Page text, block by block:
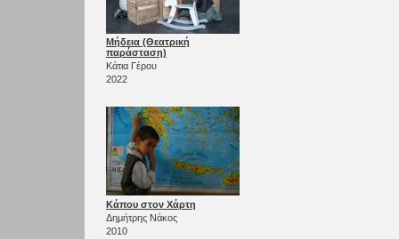
Μήδεια (Θεατρική
παράσταση)
Κάτια Γέρου
2022
Κάπου στον Χάρτη
Δημήτρης Νάκος
2010